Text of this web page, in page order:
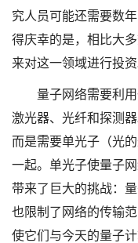
究人员可能还需要数
得庆幸的是，相比大
来对这一领域进行投资
量子网络需要利
激光器、光纤和探测
而是需要单光子（光
一起。单光子使量子
带来了巨大的挑战：
也限制了网络的传输
使它们与今天的量子